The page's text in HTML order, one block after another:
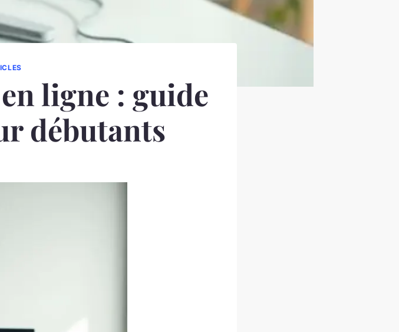
ligne : guide
débutants